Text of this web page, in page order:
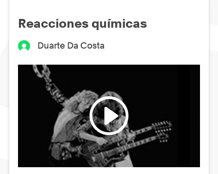
Reacciones químicas
Duarte Da Costa